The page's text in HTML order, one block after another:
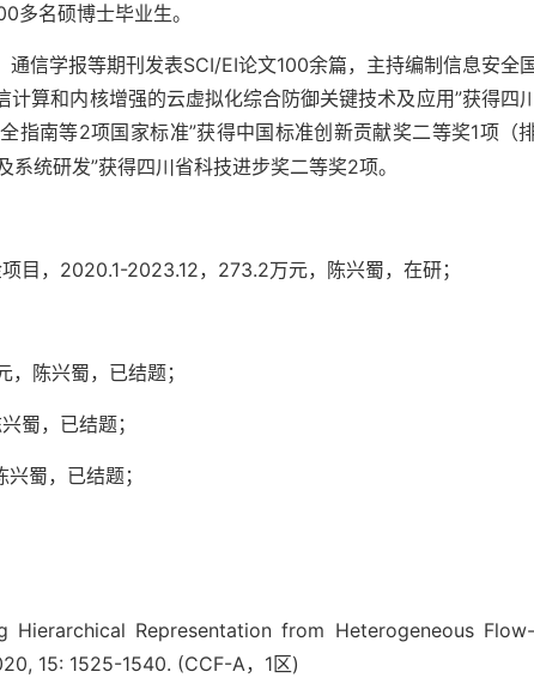
多名硕博士毕业生。
信学报等期刊发表SCI/EI论文100余篇，主持编制信息安全
算和内核增强的云虚拟化综合防御关键技术及应用”获得四
指南等2项国家标准”获得中国标准创新贡献奖二等奖1项（
统研发”获得四川省科技进步奖二等奖2项。
目，2020.1-2023.12，273.2万元，陈兴蜀，在研；
陈兴蜀，已结题；
蜀，已结题；
蜀，已结题；
Hierarchical Representation from Heterogeneous
15: 1525-1540. (CCF-A，1区)